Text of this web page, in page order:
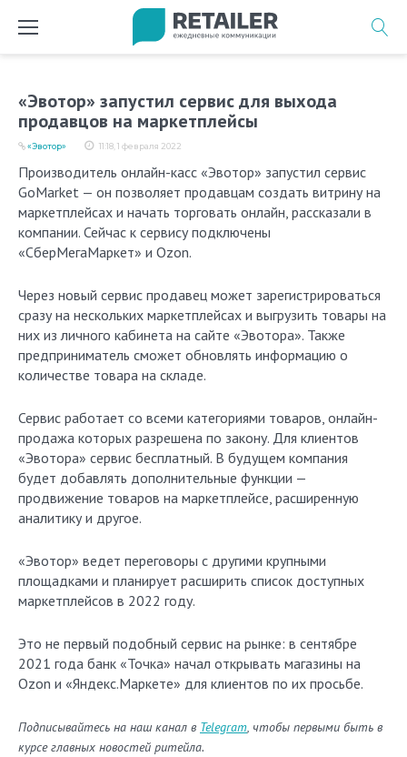
«Эвотор» запустил сервис для выхода
продавцов на маркетплейсы
11:18, 1 февраля 2022
«Эвотор»
Производитель онлайн-касс «Эвотор» запустил сервис
GoMarket — он позволяет продавцам создать витрину на
маркетплейсах и начать торговать онлайн, рассказали в
компании. Сейчас к сервису подключены
«СберМегаМаркет» и Ozon.
Через новый сервис продавец может зарегистрироваться
сразу на нескольких маркетплейсах и выгрузить товары на
них из личного кабинета на сайте «Эвотора». Также
предприниматель сможет обновлять информацию о
количестве товара на складе.
Сервис работает со всеми категориями товаров, онлайн-
продажа которых разрешена по закону. Для клиентов
«Эвотора» сервис бесплатный. В будущем компания
будет добавлять дополнительные функции —
продвижение товаров на маркетплейсе, расширенную
аналитику и другое.
«Эвотор» ведет переговоры с другими крупными
площадками и планирует расширить список доступных
маркетплейсов в 2022 году.
Это не первый подобный сервис на рынке: в сентябре
2021 года банк «Точка» начал открывать магазины на
Ozon и «Яндекс.Маркете» для клиентов по их просьбе.
Подписывайтесь на наш канал в Telegram, чтобы первыми быть в
курсе главных новостей ритейла.